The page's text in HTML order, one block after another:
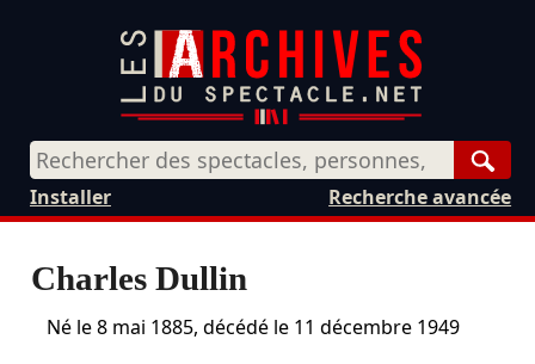
Recherche avancée
Installer
Charles Dullin
Né le8 mai 1885, décédé le 11 décembre 1949